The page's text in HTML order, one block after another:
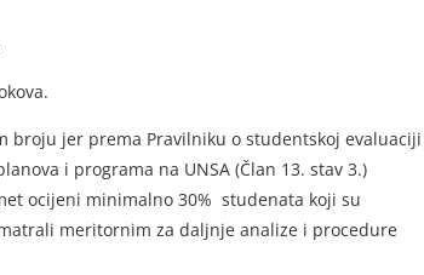
broju jer prema Pravilniku o studentskoj evaluaciji
i programa na UNSA (Član 13. stav 3.)
ocijeni minimalno 30% studenata koji su
meritornim za daljnje analize i procedure